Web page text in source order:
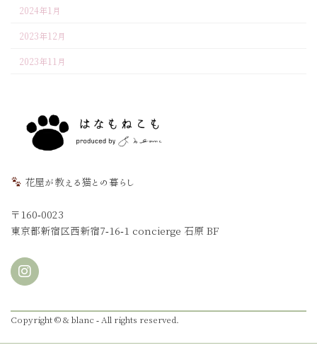
2024年1月
2023年12月
2023年11月
花屋が教える猫との暮らし
〒160-0023
東京都新宿区西新宿7-16-1 concierge 石原 BF
Copyright © & blanc - All rights reserved.